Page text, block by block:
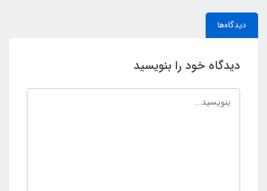
دیدگاه‌ها
دیدگاه خود را بنویسید